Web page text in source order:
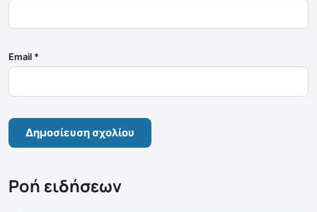
Email *
Ροή ειδήσεων